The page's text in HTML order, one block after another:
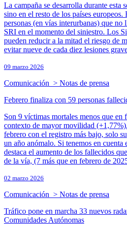
La campaña se desarrolla durante esta
sino en el resto de los países
personas (en vías interurbanas) que
SRI en el momento del siniestro. Los
pueden reducir a la mitad el riesgo de
evitar nueve de cada diez lesiones
09 marzo 2026
Comunicación > Notas de prensa
Febrero finaliza con 59 personas
Son 9 víctimas mortales menos que en
contexto de mayor movilidad
febrero con el registro más bajo, solo
un año anómalo. Si tenemos en cuenta
destaca el aumento de los fallecidos
de la vía, (7 más que en febrero de
02 marzo 2026
Comunicación > Notas de prensa
Tráfico pone en marcha 33 nuevos
Comunidades Autónomas